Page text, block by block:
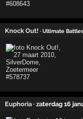
Knock Out! · Ultimate
Euphoria · zaterdag 16